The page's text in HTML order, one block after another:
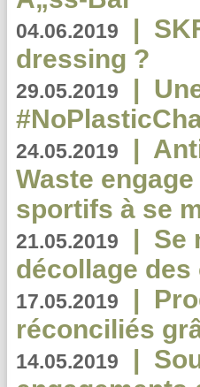
04.06.2019 |
dressing ?
29.05.2019 |
24.05.2019 |
Waste
sportifs à se
21.05.2019 | Se
décollage
17.05.2019 |
réconciliés
14.05.2019 |